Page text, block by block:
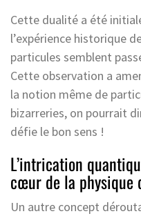
Cette dualité a été
l’expérience historique
particules semblent
Cette observation a
la notion même de
bizarreries, on pourrait
défie le bon sens !
L’intrication
cœur de la physique
Un autre concept